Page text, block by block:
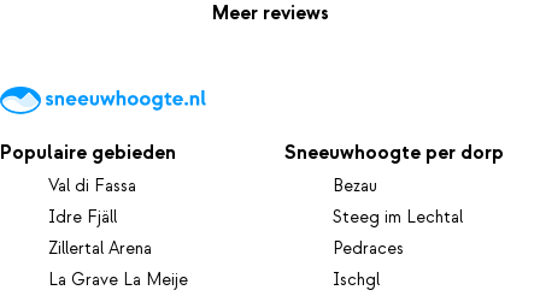
Meer reviews
Populaire gebieden
Val di Fassa
Idre Fjäll
Zillertal Arena
La Grave La Meije
Sneeuwhoogte per dorp
Bezau
Steeg im Lechtal
Pedraces
Ischgl